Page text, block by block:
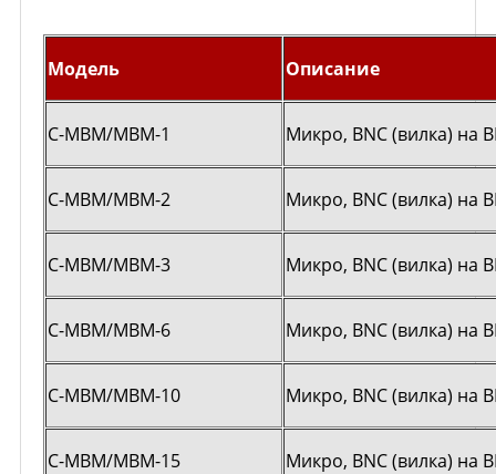
Модель Описание
С-MBM/MBM-1 Микро, BNC (вилка) на
С-MBM/MBM-2 Микро, BNC (вилка) на
С-MBM/MBM-3 Микро, BNC (вилка) на
С-MBM/MBM-6 Микро, BNC (вилка) на
С-MBM/MBM-10 Микро, BNC (вилка) на
С-MBM/MBM-15 Микро, BNC (вилка) на